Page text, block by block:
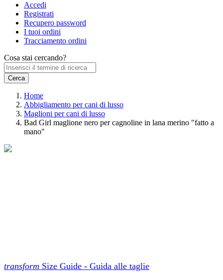
Accedi
Registrati
Recupero password
I tuoi ordini
Tracciamento ordini
Cosa stai cercando?
Home
Abbigliamento per cani di lusso
Maglioni per cani di lusso
Bad Girl maglione nero per cagnoline in lana merino "fatto a
mano"
transform Size Guide - Guida alle taglie